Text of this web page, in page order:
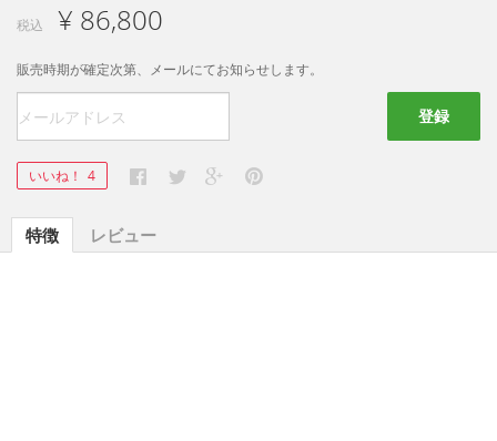
税込 ¥ 86,800
販売時期が確定次第、メールにてお知らせします。
登録
いいね！ 4
特徴 レビュー